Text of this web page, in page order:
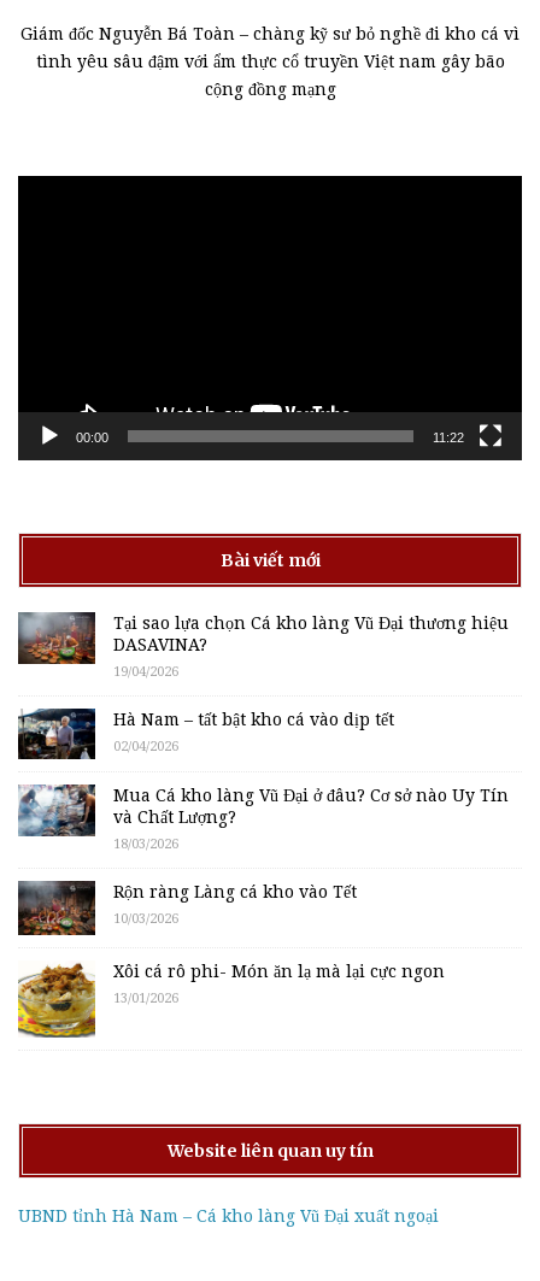
Giám đốc Nguyễn Bá Toàn – chàng kỹ sư bỏ nghề đi kho cá vì
tình yêu sâu đậm với ẩm thực cổ truyền Việt nam gây bão
cộng đồng mạng
00:00 11:22
Bài viết mới
Tại sao lựa chọn Cá kho làng Vũ Đại thương hiệu
DASAVINA?
19/04/2026
Hà Nam – tất bật kho cá vào dịp tết
02/04/2026
Mua Cá kho làng Vũ Đại ở đâu? Cơ sở nào Uy Tín
và Chất Lượng?
18/03/2026
Rộn ràng Làng cá kho vào Tết
10/03/2026
Xôi cá rô phi- Món ăn lạ mà lại cực ngon
13/01/2026
Website liên quan uy tín
UBND tỉnh Hà Nam – Cá kho làng Vũ Đại xuất ngoại